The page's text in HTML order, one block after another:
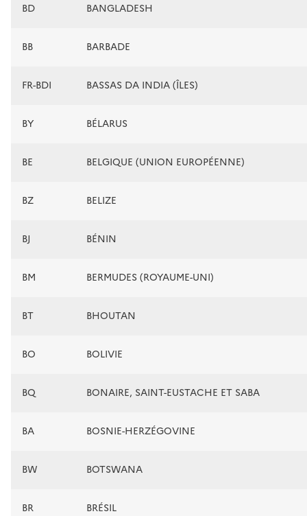
BD BANGLADESH
BB BARBADE
FR-BDI BASSAS DA INDIA (ÎLES)
BY BÉLARUS
BE BELGIQUE (UNION EUROPÉENNE)
BZ BELIZE
BJ BÉNIN
BM BERMUDES (ROYAUME-UNI)
BT BHOUTAN
BO BOLIVIE
BQ BONAIRE, SAINT-EUSTACHE ET SABA
BA BOSNIE-HERZÉGOVINE
BW BOTSWANA
BR BRÉSIL